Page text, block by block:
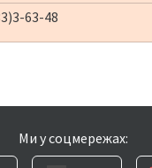
63-48
Ми у соцмережах: